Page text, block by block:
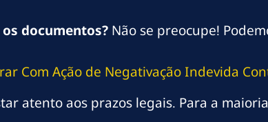
documentos? Não se preocupe!
Com Ação de Negativação Indevida
atento aos prazos legais. Para a